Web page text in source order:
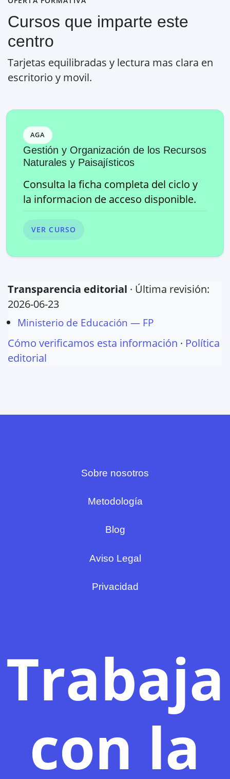
Cursos que imparte este
centro
Tarjetas equilibradas y lectura mas clara en
escritorio y movil.
AGA
Gestión y Organización de los Recursos
Naturales y Paisajísticos
Consulta la ficha completa del ciclo y
la informacion de acceso disponible.
VER CURSO
Transparencia editorial · Última revisión:
2026-06-23
Ministerio de Educación — FP
Cómo verificamos esta información · Política
editorial
Sobre nosotros
Metodología
Blog
Aviso Legal
Privacidad
Trabaja
con la